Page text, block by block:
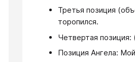
Третья позиция
торопился.
Четвертая
Позиция Ангела: